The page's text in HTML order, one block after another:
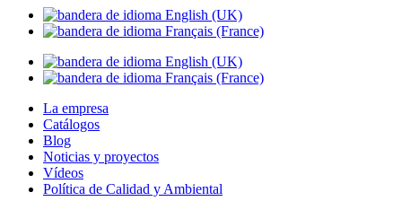
La empresa
Catálogos
Blog
Noticias y proyectos
Vídeos
Política de Calidad y Ambiental